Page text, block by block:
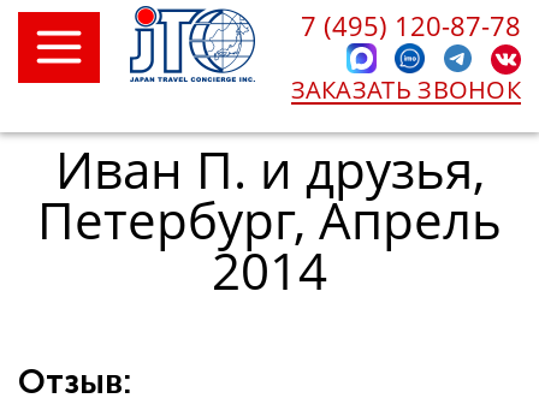
7 (495) 120-87-78
ЗАКАЗАТЬ ЗВОНОК
Иван П. и друзья,
Петербург, Апрель
2014
Отзыв: